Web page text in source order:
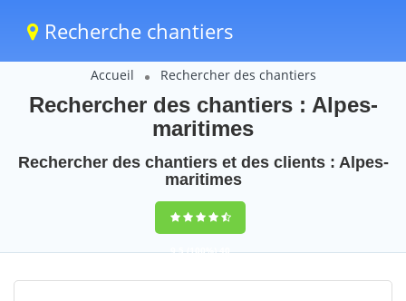
Recherche chantiers
Accueil Rechercher des chantiers
Rechercher des chantiers : Alpes-
maritimes
Rechercher des chantiers et des clients : Alpes-
maritimes
9,5(100%)40
votes